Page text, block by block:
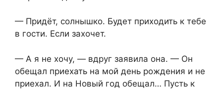
— Придёт, солнышко. Будет приходить к тебе
в гости. Если захочет.
— А я не хочу, — вдруг заявила она. — Он
обещал приехать на мой день рождения и не
приехал. И на Новый год обещал… Пусть к